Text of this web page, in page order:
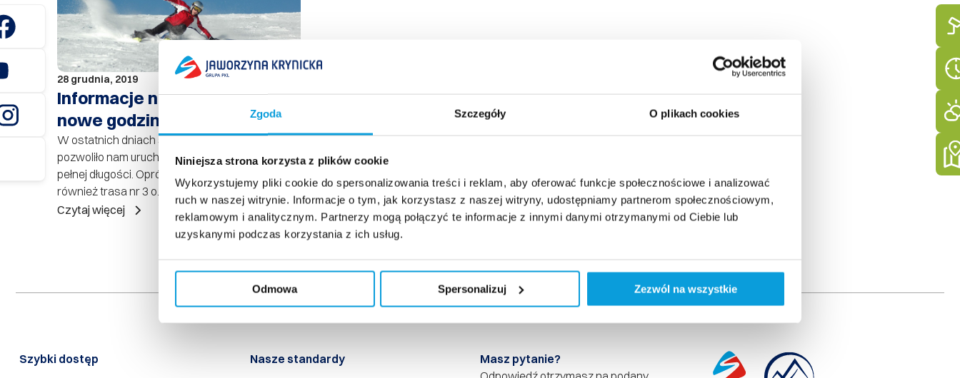
Zgoda Szczegóły O plikach cookies
Niniejsza strona korzysta z plików cookie
Wykorzystujemy pliki cookie do spersonalizowania treści i reklam, aby oferować funkcje społecznościowe i analizować
ruch w naszej witrynie. Informacje o tym, jak korzystasz z naszej witryny, udostępniamy partnerom społecznościowym,
reklamowym i analitycznym. Partnerzy mogą połączyć te informacje z innymi danymi otrzymanymi od Ciebie lub
uzyskanymi podczas korzystania z ich usług.
Odmowa Spersonalizuj Zezwól na wszystkie
28 grudnia, 2019
Informacje narciarskie –
nowe godziny otwarcia
W ostatnich dniach spadło trochę śniegu. To
pozwoliło nam uruchomić trasę nr 1 (2600 m ) w
pełnej długości. Oprócz trasy nr 1 czynna jest
również trasa nr 3 o...
Czytaj więcej
Szybki dostęp​ Nasze standardy
Masz pytanie?